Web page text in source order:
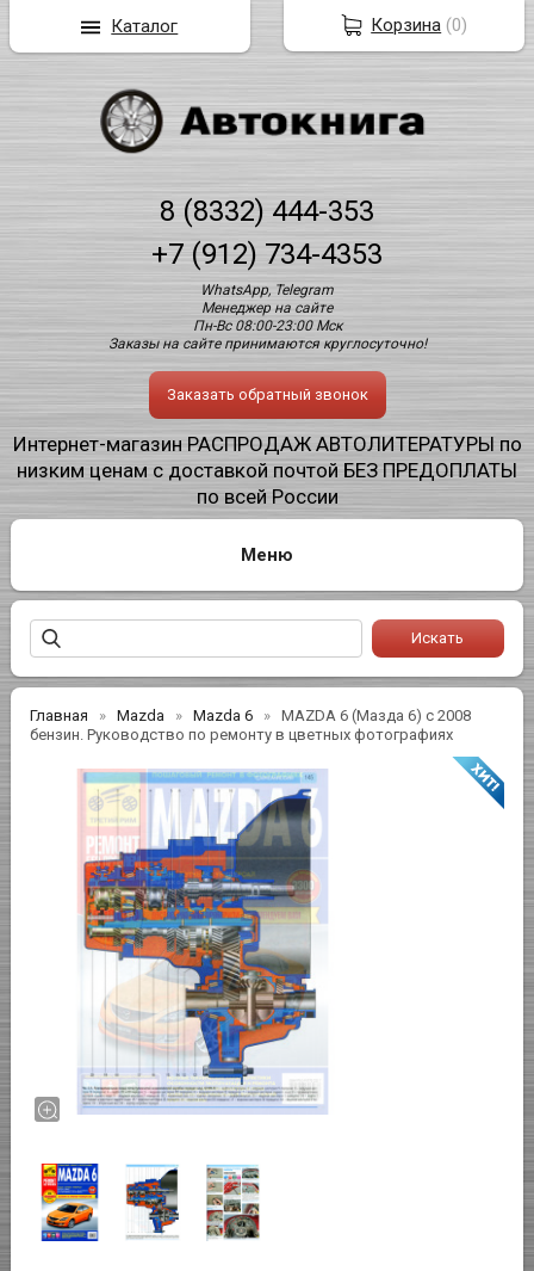
8 (8332) 444-353
+7 (912) 734-4353
WhatsApp, Telegram
Менеджер на сайте
Пн-Вс 08:00-23:00 Мск
Заказы на сайте принимаются круглосуточно!
Заказать обратный звонок
Интернет-магазин РАСПРОДАЖ АВТОЛИТЕРАТУРЫ по
низким ценам с доставкой почтой БЕЗ ПРЕДОПЛАТЫ
по всей России
Главная Mazda Mazda 6
MAZDA 6 (Мазда 6) с 2008
бензин. Руководство по ремонту в цветных фотографиях
Корзина (0)
Каталог